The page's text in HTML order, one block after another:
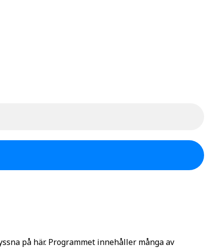
på här. Programmet innehåller många av